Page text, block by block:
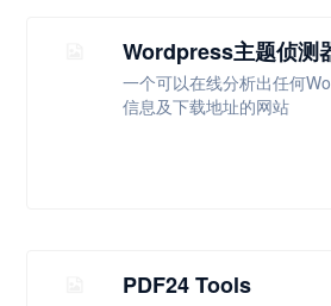
Wordpress主题侦测
一个可以在线分析出任何
信息及下载地址的网站
PDF24 Tools